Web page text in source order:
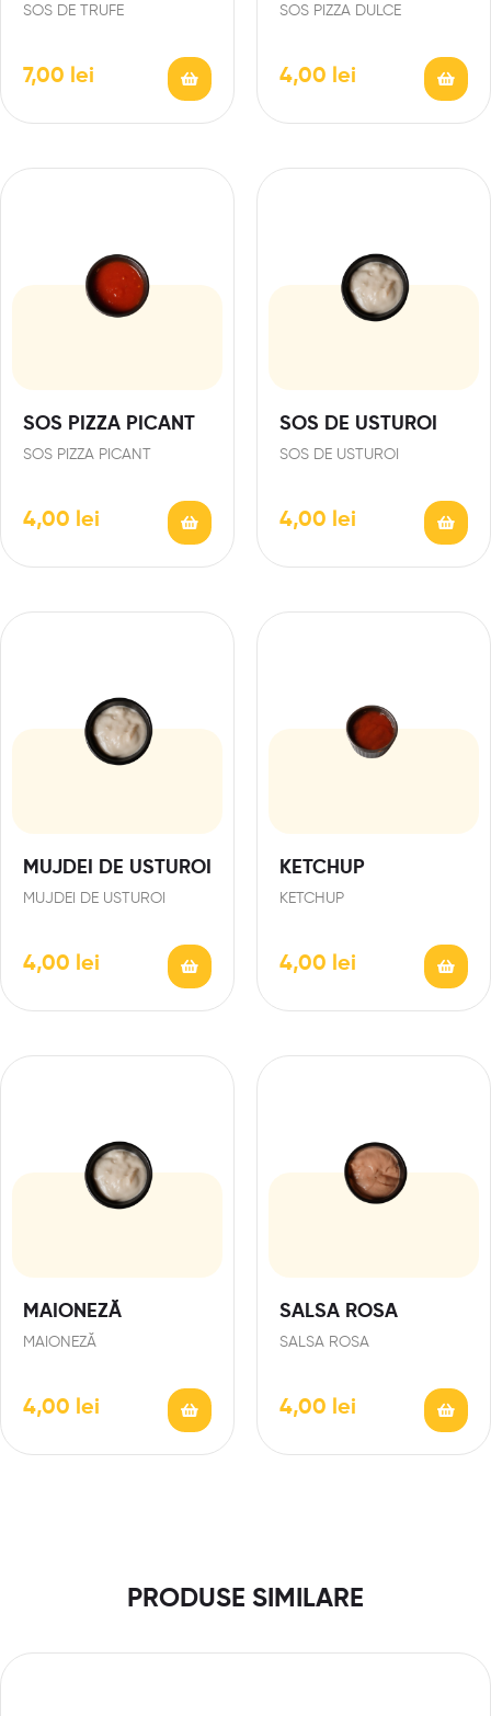
SOS DE TRUFE
7,00 lei
SOS PIZZA DULCE
4,00 lei
SOS PIZZA PICANT
SOS PIZZA PICANT
4,00 lei
SOS DE USTUROI
SOS DE USTUROI
4,00 lei
MUJDEI DE USTUROI
MUJDEI DE USTUROI
4,00 lei
KETCHUP
KETCHUP
4,00 lei
MAIONEZĂ
MAIONEZĂ
4,00 lei
SALSA ROSA
SALSA ROSA
4,00 lei
PRODUSE SIMILARE